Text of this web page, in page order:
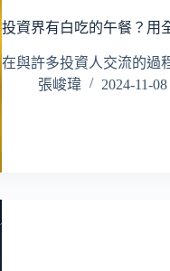
投資界有白吃的午餐？用
在與許多投資人交流的過
張峻瑋
2024-11-08